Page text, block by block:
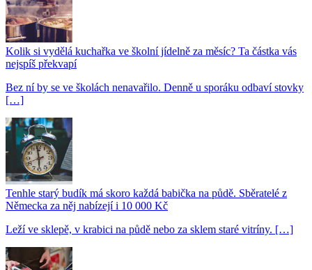
Kolik si vydělá kuchařka ve školní jídelně za měsíc? Ta částka vás
nejspíš překvapí
Bez ní by se ve školách nenavařilo. Denně u sporáku odbaví stovky
[…]
Tenhle starý budík má skoro každá babička na půdě. Sběratelé z
Německa za něj nabízejí i 10 000 Kč
Leží ve sklepě, v krabici na půdě nebo za sklem staré vitríny. […]